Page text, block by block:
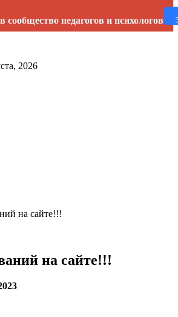
сообщество педагогов и психологов
2026
на сайте!!!
на сайте!!!